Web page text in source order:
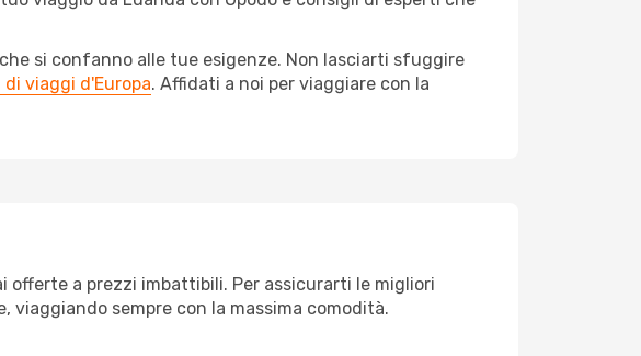
si confanno alle tue esigenze. Non lasciarti sfuggire
viaggi d'Europa. Affidati a noi per viaggiare con la
offerte a prezzi imbattibili. Per assicurarti le migliori
sempre con la massima comodità.